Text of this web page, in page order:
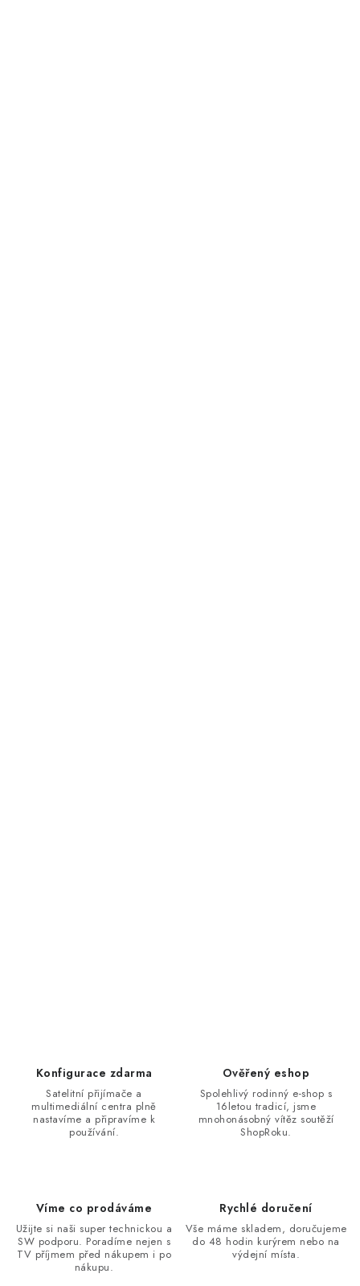
Konfigurace zdarma
Satelitní přijímače a
multimediální centra plně
nastavíme a připravíme k
používání.
Ověřený eshop
Spolehlivý rodinný e-shop s
16letou tradicí, jsme
mnohonásobný vítěz soutěží
ShopRoku.
Víme co prodáváme
Užijte si naši super technickou a
SW podporu. Poradíme nejen s
TV příjmem před nákupem i po
nákupu.
Rychlé doručení
Vše máme skladem, doručujeme
do 48 hodin kurýrem nebo na
výdejní místa.